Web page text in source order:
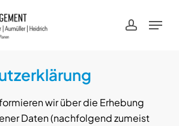
account
Menu
wir über die Erhebung
Daten (nachfolgend zumeist